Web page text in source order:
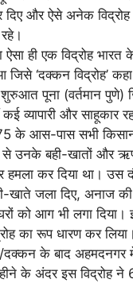
दिए और ऐसे अनेक विद्रोह
ही एक विद्रोह भारत
‘दक्कन विद्रोह’
शुरुआत पूना (वर्तमान
व्यापारी और साहूकार
के आस-पास सभी
से उनके बही-खातों और
कर दिया था। उस
खाते जला दिए, अनाज
को आग भी लगा
का रूप धारण कर लिया।
दक्कन के बाद
के अंदर इस विद्रोह ने